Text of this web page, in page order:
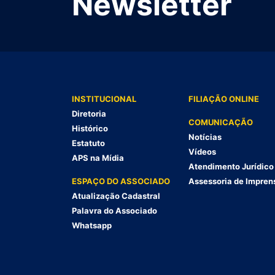
INSTITUCIONAL
Diretoria
Histórico
Estatuto
APS na Mídia
ESPAÇO DO ASSOCIADO
Atualização Cadastral
Palavra do Associado
Whatsapp
FILIAÇÃO ONLINE
COMUNICAÇÃO
Notícias
Vídeos
Atendimento Jurídico
Assessoria de